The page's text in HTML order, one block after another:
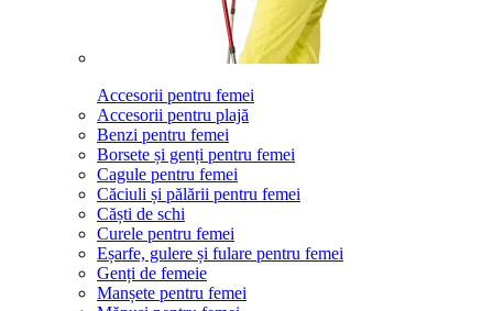
Accesorii pentru femei
Accesorii pentru plajă
Benzi pentru femei
Borsete și genți pentru femei
Cagule pentru femei
Căciuli și pălării pentru femei
Căști de schi
Curele pentru femei
Eșarfe, gulere și fulare pentru femei
Genți de femeie
Manșete pentru femei